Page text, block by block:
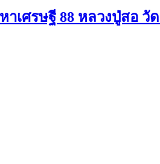
าเศรษฐี 88 หลวงปู่สอ